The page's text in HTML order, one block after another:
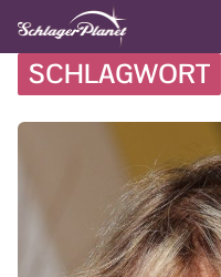
SCHLAGWORT